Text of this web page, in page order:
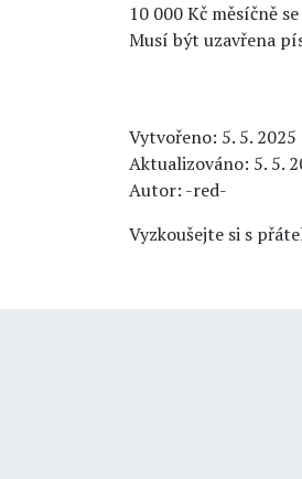
10 000 Kč měsíčně
Musí být uzavřena
Vytvořeno: 5. 5. 2025
Aktualizováno: 5. 5.
Autor: -red-
Vyzkoušejte si s